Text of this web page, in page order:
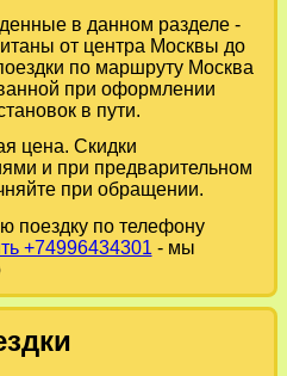
в данном разделе -
от центра Москвы до
по маршруту Москва
при оформлении
в пути.
цена. Скидки
и при предварительном
при обращении.
поездку по телефону
+74996434301 - мы